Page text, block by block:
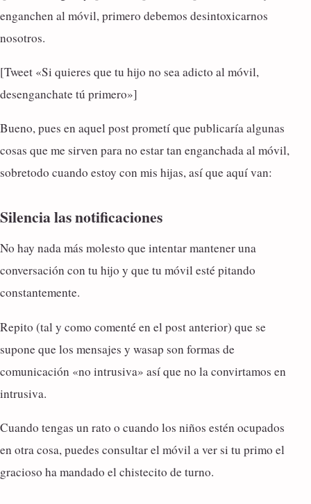
enganchen al móvil, primero debemos desintoxicarnos
nosotros.
[Tweet «Si quieres que tu hijo no sea adicto al móvil,
desenganchate tú primero»]
Bueno, pues en aquel post prometí que publicaría algunas
cosas que me sirven para no estar tan enganchada al móvil,
sobretodo cuando estoy con mis hijas, así que aquí van:
Silencia las notificaciones
No hay nada más molesto que intentar mantener una
conversación con tu hijo y que tu móvil esté pitando
constantemente.
Repito (tal y como comenté en el post anterior) que se
supone que los mensajes y wasap son formas de
comunicación «no intrusiva» así que no la convirtamos en
intrusiva.
Cuando tengas un rato o cuando los niños estén ocupados
en otra cosa, puedes consultar el móvil a ver si tu primo el
gracioso ha mandado el chistecito de turno.